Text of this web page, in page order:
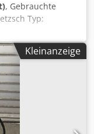
, Gebrauchte
Typ:
Nr:
m3/h Drehzahl:
suchen eine
an.
Kleinanzeige